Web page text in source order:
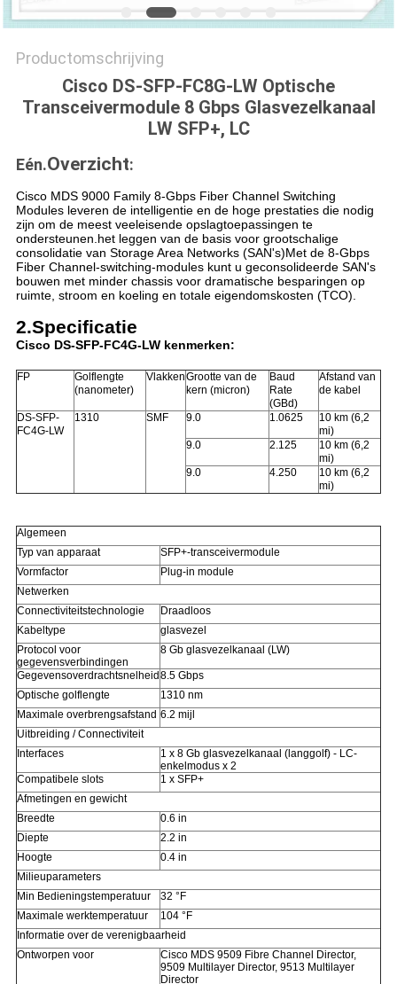
Productomschrijving
Cisco DS-SFP-FC8G-LW Optische
Transceivermodule 8 Gbps Glasvezelkanaal
LW SFP+, LC
Eén.Overzicht:
Cisco MDS 9000 Family 8-Gbps Fiber Channel Switching
Modules leveren de intelligentie en de hoge prestaties die nodig
zijn om de meest veeleisende opslagtoepassingen te
ondersteunen.het leggen van de basis voor grootschalige
consolidatie van Storage Area Networks (SAN's)Met de 8-Gbps
Fiber Channel-switching-modules kunt u geconsolideerde SAN's
bouwen met minder chassis voor dramatische besparingen op
ruimte, stroom en koeling en totale eigendomskosten (TCO).
2.Specificatie
Cisco DS-SFP-FC4G-LW kenmerken:
FP
Golflengte
(nanometer)
VlakkenGrootte van de
kern (micron)
Baud
Rate
(GBd)
Afstand van
de kabel
DS-SFP-
FC4G-LW
1310 SMF 9.0 1.0625
10 km (6,2
mi)
9.0
2.125
10 km (6,2
mi)
9.0
4.250
10 km (6,2
mi)
Algemeen
Typ van apparaat
SFP+-transceivermodule
Vormfactor
Plug-in module
Netwerken
Connectiviteitstechnologie
Draadloos
Kabeltype
glasvezel
Protocol voor
gegevensverbindingen
8 Gb glasvezelkanaal (LW)
Gegevensoverdrachtsnelheid 8.5 Gbps
Optische golflengte
1310 nm
Maximale overbrengsafstand 6.2 mijl
Uitbreiding / Connectiviteit
Interfaces
1 x 8 Gb glasvezelkanaal (langgolf) - LC-
enkelmodus x 2
Compatibele slots
1 x SFP+
Afmetingen en gewicht
Breedte
0.6 in
Diepte
2.2 in
Hoogte
0.4 in
Milieuparameters
Min Bedieningstemperatuur
32 °F
Maximale werktemperatuur
104 °F
Informatie over de verenigbaarheid
Ontworpen voor
Cisco MDS 9509 Fibre Channel Director,
9509 Multilayer Director, 9513 Multilayer
Director